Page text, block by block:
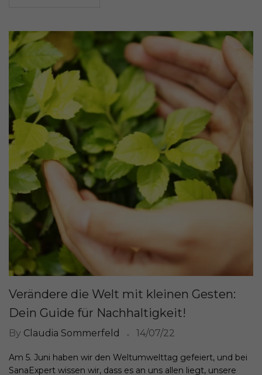
Verändere die Welt mit kleinen Gesten:
Dein Guide für Nachhaltigkeit!
By Claudia Sommerfeld 14/07/22
Am 5. Juni haben wir den Weltumwelttag gefeiert, und bei
SanaExpert wissen wir, dass es an uns allen liegt, unsere